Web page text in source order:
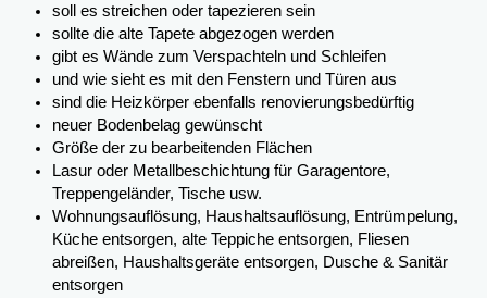
soll es streichen oder tapezieren sein
sollte die alte Tapete abgezogen werden
gibt es Wände zum Verspachteln und Schleifen
und wie sieht es mit den Fenstern und Türen aus
sind die Heizkörper ebenfalls renovierungsbedürftig
neuer Bodenbelag gewünscht
Größe der zu bearbeitenden Flächen
Lasur oder Metallbeschichtung für Garagentore,
Treppengeländer, Tische usw.
Wohnungsauflösung, Haushaltsauflösung, Entrümpelung,
Küche entsorgen, alte Teppiche entsorgen, Fliesen
abreißen, Haushaltsgeräte entsorgen, Dusche & Sanitär
entsorgen